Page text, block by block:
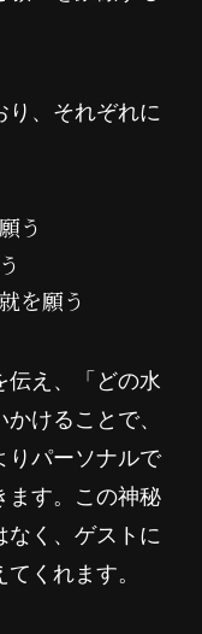
り、それぞれに
う
を願う
え、「どの水
けることで、
りパーソナルで
ます。この神秘
く、ゲストに
くれます。